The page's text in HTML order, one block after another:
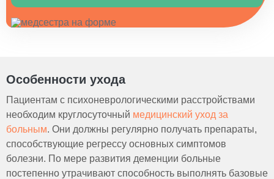
Особенности ухода
Пациентам с психоневрологическими расстройствами
необходим круглосуточный медицинский уход за
больным. Они должны регулярно получать препараты,
способствующие регрессу основных симптомов
болезни. По мере развития деменции больные
постепенно утрачивают способность выполнять базовые